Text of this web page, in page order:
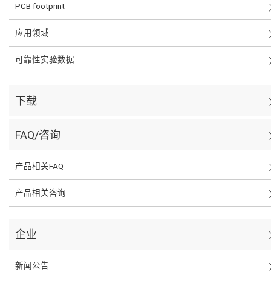
PCB footprint
应用领域
可靠性实验数据
下载
FAQ/咨询
产品相关FAQ
产品相关咨询
企业
新闻公告